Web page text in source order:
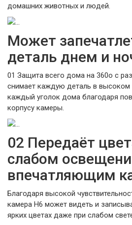
домашних животных и людей.
Может
деталь днем и
01 Защита всего дома на 360o с
снимает каждую деталь в высоком
каждый уголок дома благодаря
корпусу камеры.
02 Передаёт
слабом
впечатляющим
Благодаря высокой
камера H6 может видеть и
ярких цветах даже при слабом